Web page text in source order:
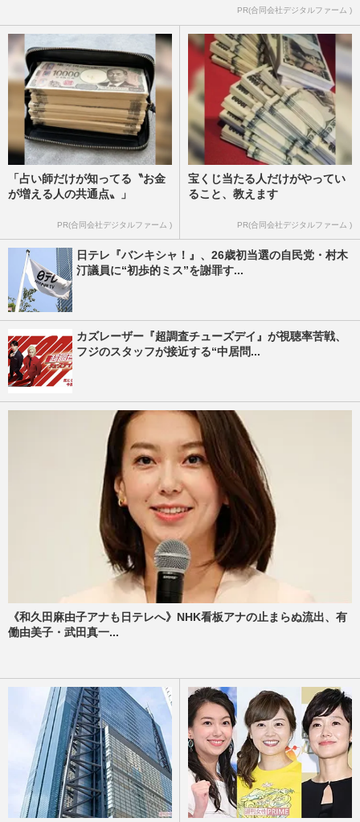
PR(合同会社デジタルファーム )
「占い師だけが知ってる〝お金
が増える人の共通点〟」
PR(合同会社デジタルファーム )
宝くじ当たる人だけがやってい
ること、教えます
PR(合同会社デジタルファーム )
日テレ『バンキシャ！』、26歳初当選の自民党・村木
汀議員に“初歩的ミス”を謝罪す...
カズレーザー『超調査チューズデイ』が視聴率苦戦、
フジのスタッフが接近する“中居問...
《和久田麻由子アナも日テレへ》NHK看板アナの止まらぬ流出、有
働由美子・武田真一...